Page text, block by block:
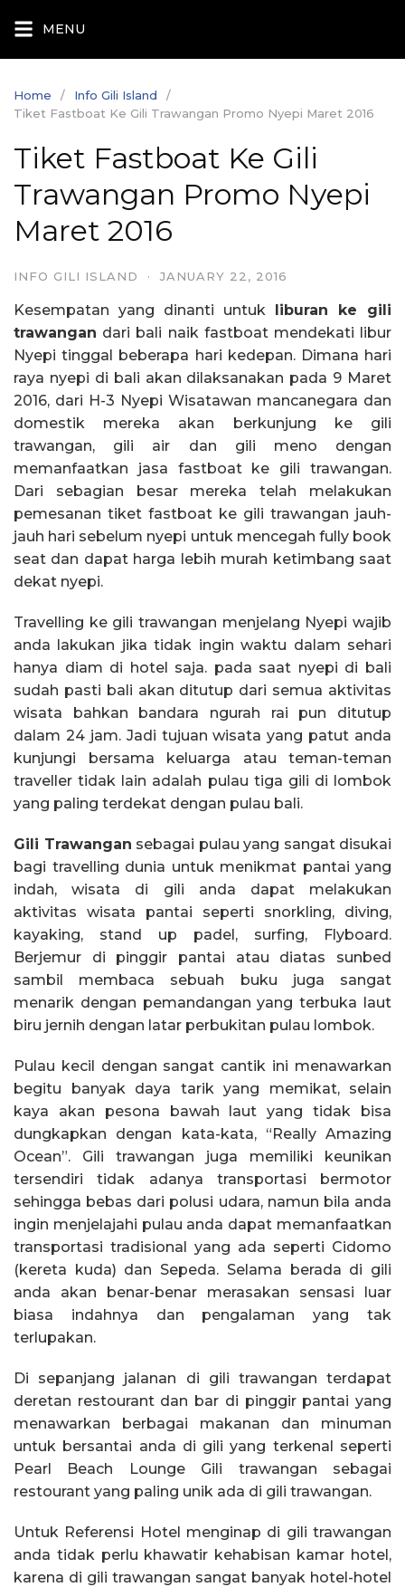
to
content
MENU
Home
Info Gili Island
Tiket Fastboat Ke Gili Trawangan Promo Nyepi Maret 2016
Tiket Fastboat Ke Gili
Trawangan Promo Nyepi
Maret 2016
INFO GILI ISLAND · JANUARY 22, 2016
Kesempatan yang dinanti untuk liburan ke gili
trawangan dari bali naik fastboat mendekati libur
Nyepi tinggal beberapa hari kedepan. Dimana hari
raya nyepi di bali akan dilaksanakan pada 9 Maret
2016, dari H-3 Nyepi Wisatawan mancanegara dan
domestik mereka akan berkunjung ke gili
trawangan, gili air dan gili meno dengan
memanfaatkan jasa fastboat ke gili trawangan.
Dari sebagian besar mereka telah melakukan
pemesanan tiket fastboat ke gili trawangan jauh-
jauh hari sebelum nyepi untuk mencegah fully book
seat dan dapat harga lebih murah ketimbang saat
dekat nyepi.
Travelling ke gili trawangan menjelang Nyepi wajib
anda lakukan jika tidak ingin waktu dalam sehari
hanya diam di hotel saja. pada saat nyepi di bali
sudah pasti bali akan ditutup dari semua aktivitas
wisata bahkan bandara ngurah rai pun ditutup
dalam 24 jam. Jadi tujuan wisata yang patut anda
kunjungi bersama keluarga atau teman-teman
traveller tidak lain adalah pulau tiga gili di lombok
yang paling terdekat dengan pulau bali.
Gili Trawangan sebagai pulau yang sangat disukai
bagi travelling dunia untuk menikmat pantai yang
indah, wisata di gili anda dapat melakukan
aktivitas wisata pantai seperti snorkling, diving,
kayaking, stand up padel, surfing, Flyboard.
Berjemur di pinggir pantai atau diatas sunbed
sambil membaca sebuah buku juga sangat
menarik dengan pemandangan yang terbuka laut
biru jernih dengan latar perbukitan pulau lombok.
Pulau kecil dengan sangat cantik ini menawarkan
begitu banyak daya tarik yang memikat, selain
kaya akan pesona bawah laut yang tidak bisa
dungkapkan dengan kata-kata, “Really Amazing
Ocean”. Gili trawangan juga memiliki keunikan
tersendiri tidak adanya transportasi bermotor
sehingga bebas dari polusi udara, namun bila anda
ingin menjelajahi pulau anda dapat memanfaatkan
transportasi tradisional yang ada seperti Cidomo
(kereta kuda) dan Sepeda. Selama berada di gili
anda akan benar-benar merasakan sensasi luar
biasa indahnya dan pengalaman yang tak
terlupakan.
Di sepanjang jalanan di gili trawangan terdapat
deretan restourant dan bar di pinggir pantai yang
menawarkan berbagai makanan dan minuman
untuk bersantai anda di gili yang terkenal seperti
Pearl Beach Lounge Gili trawangan sebagai
restourant yang paling unik ada di gili trawangan.
Untuk Referensi Hotel menginap di gili trawangan
anda tidak perlu khawatir kehabisan kamar hotel,
karena di gili trawangan sangat banyak hotel-hotel